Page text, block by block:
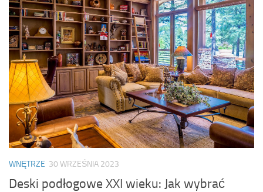
WNĘTRZE 30 WRZEŚNIA 2023
Deski podłogowe XXI wieku: Jak wybrać